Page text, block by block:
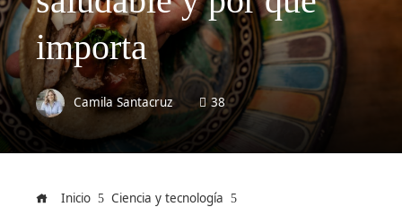
importa
Camila Santacruz 38
Inicio
Ciencia y tecnología